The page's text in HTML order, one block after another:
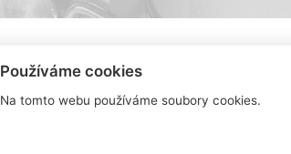
Používáme cookies
Na tomto webu používáme soubory cookies.